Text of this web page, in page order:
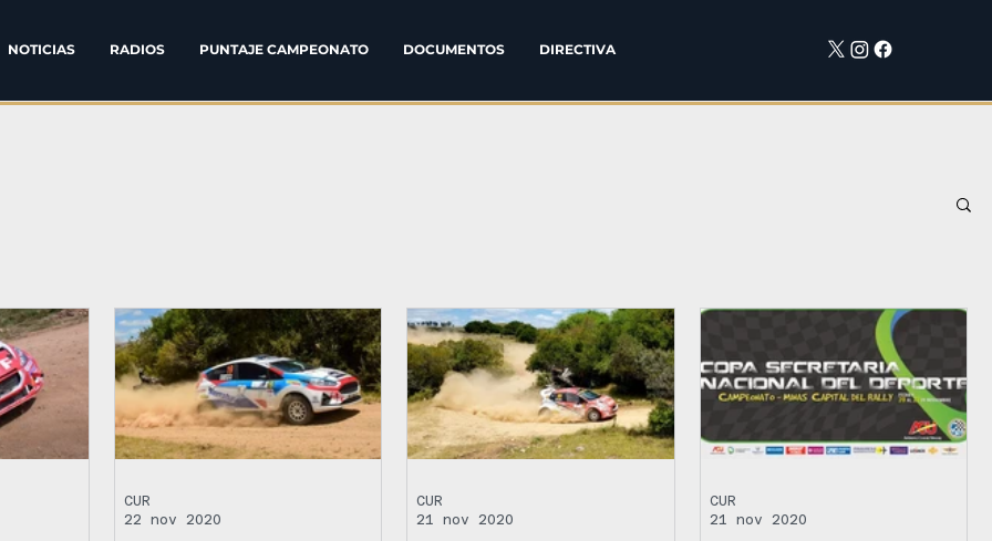
NOTICIAS RADIOS PUNTAJE CAMPEONATO DOCUMENTOS DIRECTIVA
CUR
22 nov 2020
CUR
21 nov 2020
CUR
21 nov 2020